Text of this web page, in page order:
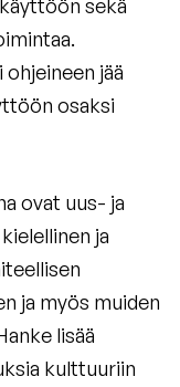
sekä
jää
osaksi
ovat uus- ja
ja
ja myös muiden
lisää
kulttuuriin